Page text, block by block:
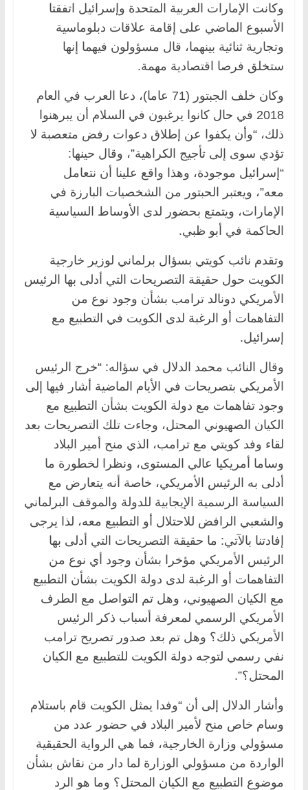
وكانت الإمارات العربية المتحدة وإسرائيل اتفقتا
الأسبوع الماضي على إقامة علاقات دبلوماسية
وتجارية ثنائية بينهما، قال مسؤولون فيهما إنها
ستخلق فرصا اقتصادية مهمة.
وكان خلف الجبتور (71 عاما)، دعا العرب في العام
2018 في حال كانوا يرغبون في السلام أن يبرهنوا
ذلك، “وأن يكفوا عن إطلاق دعوات رفض متعصبة لا
تؤدي سوى إلى تأجيج الكراهية”، وقال حينها:
“إسرائيل موجودة، وهذا واقع علينا أن نتعامل
معه”، ويعتبر الحبتور من الشخصيات البارزة في
الإمارات، ويتمتع بحضور لدى الأوساط السياسية
الحاكمة في أبو ظبي.
وتقدم نائب كويتي بسؤال برلماني لوزير خارجية
الكويت حول حقيقة التصريحات التي أدلى بها الرئيس
الأمريكي دونالد ترامب بشأن وجود نوع من
التفاهمات أو الرغبة لدى الكويت في التطبيع مع
إسرائيل.
وقال النائب محمد الدلال في سؤاله: “خرج الرئيس
الأمريكي بتصريحات في الأيام الماضية أشار فيها إلى
وجود تفاهمات مع دولة الكويت بشأن التطبيع مع
الكيان الصهيوني المحتل، وجاءت تلك التصريحات بعد
لقاء وفد كويتي مع ترامب، الذي منح أمير البلاد
وساما أمريكيا عالي المستوى، ونظرا لخطورة ما
أدلى به الرئيس الأمريكي، خاصة أنه يتعارض مع
السياسة الرسمية الإيجابية للدولة والموقف البرلماني
والشعبي الرافض للاحتلال أو التطبيع معه، لذا يرجى
إفادتنا بالآتي: ما حقيقة التصريحات التي أدلى بها
الرئيس الأمريكي مؤخرا بشأن وجود أي نوع من
التفاهمات أو الرغبة لدى دولة الكويت بشأن التطبيع
مع الكيان الصهيوني، وهل تم التواصل مع الطرف
الأمريكي الرسمي لمعرفة أسباب ذكر الرئيس
الأمريكي ذلك؟ وهل تم بعد صدور تصريح ترامب
نفي رسمي لتوجه دولة الكويت للتطبيع مع الكيان
المحتل؟”.
وأشار الدلال إلى أن “وفدا يمثل الكويت قام باستلام
وسام خاص منح لأمير البلاد في حضور عدد من
مسؤولي وزارة الخارجية، فما هي الرواية الحقيقية
الواردة من مسؤولي الوزارة لما دار من نقاش بشأن
موضوع التطبيع مع الكيان المحتل؟ وما هو الرد